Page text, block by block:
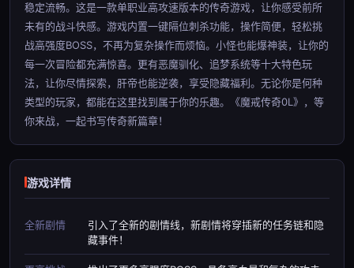
稳定流畅。这是一款单职业高攻速版本的传奇游戏，让你感受前所
未有的战斗快感。游戏内置一键隔位刺杀功能，操作简便，轻松挑
战高强度BOSS，不再为复杂操作而烦恼。小怪也能爆神装，让你的
每一次冒险都充满惊喜。更有恶魔驯化、追梦系统等十大特色玩
法，让你尽情探索，肝帝也能逆袭，享受隐藏福利。无论你是何种
类型的玩家，都能在这里找到属于你的乐趣。《魔戒传奇0L》，等
你来战，一起书写传奇新篇章！
游戏详情
全新剧情
引入了全新的剧情线，新剧情将穿插新的任务链和隐
藏事件！